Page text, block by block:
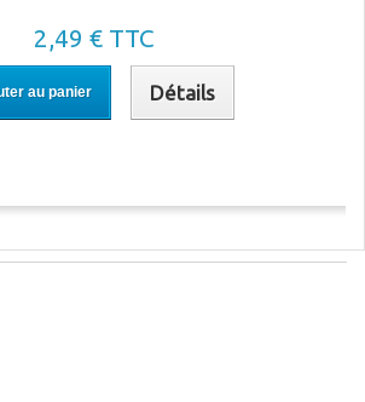
2,49 € TTC
au panier Détails